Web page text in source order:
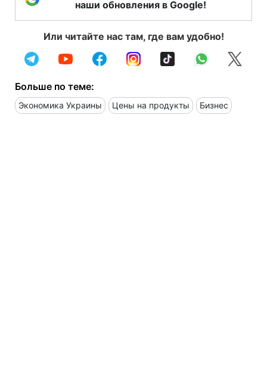
наши обновления в Google!
Или читайте нас там, где вам удобно!
Больше по теме:
Экономика Украины Цены на продукты Бизнес